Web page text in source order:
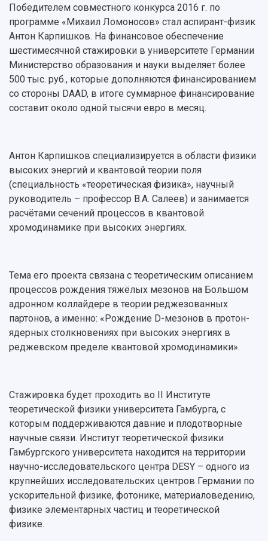
Персоналии
Сотрудники и преподаватели
Заслуженные деятели
Структура университета
Институты и факультеты
Кафедры
Научные подразделения
Институт искусственного интеллекта
Инжиниринговый центр
Аграрный карбоновый полигон
Архив
Фирменный стиль
Кампус
3D-тур по университету
Музеи
Учебный аэродром
Центр истории авиационных двигателей
Ботанический сад
Сведения об образовательной организации
Официальные документы
Мультимедиа
Подкасты
Просветительский проект "Одержимы
Профессорско-преподавательский состав
Расписание занятий
Стипендии
Тестирование иностранных граждан на
знание русского языка, истории России и
основ законодательства РФ
Скидки на обучение
Подготовительные курсы
Библиотека
Видеолекции
Справочные материалы
Научная инфраструктура
Научно-исследовательские подразделения
Структурная схема управления научно-
исследовательской деятельностью
Материальная база
Подразделения научного обслуживания
деятельности
Научно-технические разработки
Конкурсы научных проектов и грантов
Областной конкурс "Молодой учёный"
Отчеты о научно-исследовательской
деятельности
Патенты
Публикации и издания
Отчеты о проведенных конференциях
Победителем совместного конкурса 2016 г. по
программе «Михаил Ломоносов» стал аспирант-физик
Антон Карпишков. На финансовое обеспечение
шестимесячной стажировки в университете Германии
Министерство образования и науки выделяет более
500 тыс. руб., которые дополняются финансированием
со стороны DAAD, в итоге суммарное финансирование
составит около одной тысячи евро в месяц.
Антон Карпишков специализируется в области физики
высоких энергий и квантовой теории поля
(специальность «теоретическая физика», научный
руководитель – профессор В.А. Салеев) и занимается
расчётами сечений процессов в квантовой
хромодинамике при высоких энергиях.
Тема его проекта связана с теоретическим описанием
процессов рождения тяжёлых мезонов на Большом
адронном коллайдере в теории реджезованных
партонов, а именно: «Рождение D-мезонов в протон-
ядерных столкновениях при высоких энергиях в
реджевском пределе квантовой хромодинамики».
Стажировка будет проходить во II Институте
теоретической физики университета Гамбурга, с
которым поддерживаются давние и плодотворные
научные связи. Институт теоретической физики
Гамбургского университета находится на территории
научно-исследовательского центра DESY – одного из
крупнейших исследовательских центров Германии по
ускорительной физике, фотонике, материаловедению,
физике элементарных частиц и теоретической
физике.